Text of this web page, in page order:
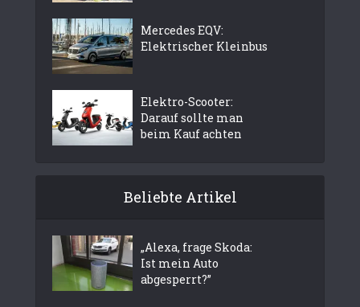
Mercedes EQV:
Elektrischer Kleinbus
Elektro-Scooter:
Darauf sollte man
beim Kauf achten
Beliebte Artikel
„Alexa, frage Skoda:
Ist mein Auto
abgesperrt?”